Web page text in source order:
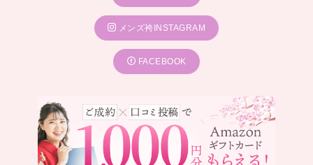
メンズ袴INSTAGRAM
FACEBOOK